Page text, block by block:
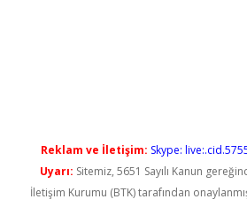
Reklam ve İletişim: Skype:
Uyarı: Sitemiz, 5651 Sayılı Kanun
İletişim Kurumu (BTK) tarafından